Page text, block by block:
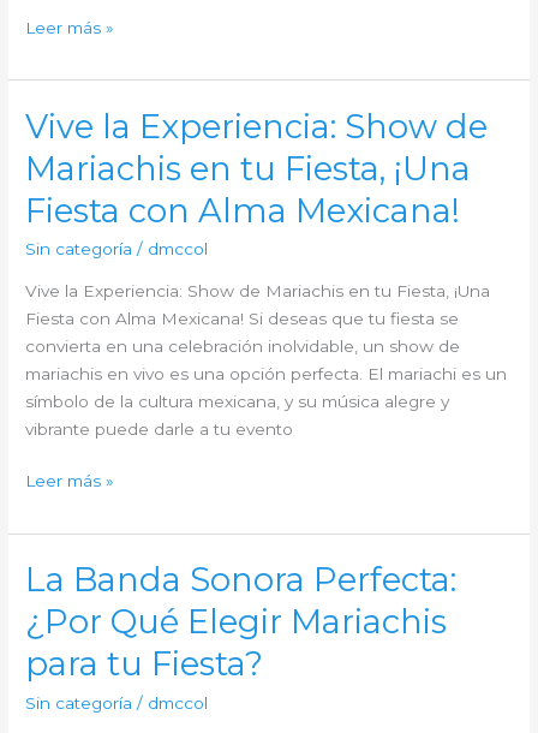
El
de
Mariachis
Ideal:
¡Haz
tu
Fiesta
Fiesta
Mexicana!
Leer más »
Vive la Experiencia: Show de
Mariachis en tu Fiesta, ¡Una
Fiesta con Alma Mexicana!
Sin categoría / dmccol
Vive la Experiencia: Show de Mariachis en tu Fiesta, ¡Una
Fiesta con Alma Mexicana! Si deseas que tu fiesta se
convierta en una celebración inolvidable, un show de
mariachis en vivo es una opción perfecta. El mariachi es un
símbolo de la cultura mexicana, y su música alegre y
vibrante puede darle a tu evento
Vive
Experiencia:
Show
de
Mariachis
en
tu
Fiesta,
Leer más »
La Banda Sonora Perfecta:
¿Por Qué Elegir Mariachis
para tu Fiesta?
Sin categoría / dmccol